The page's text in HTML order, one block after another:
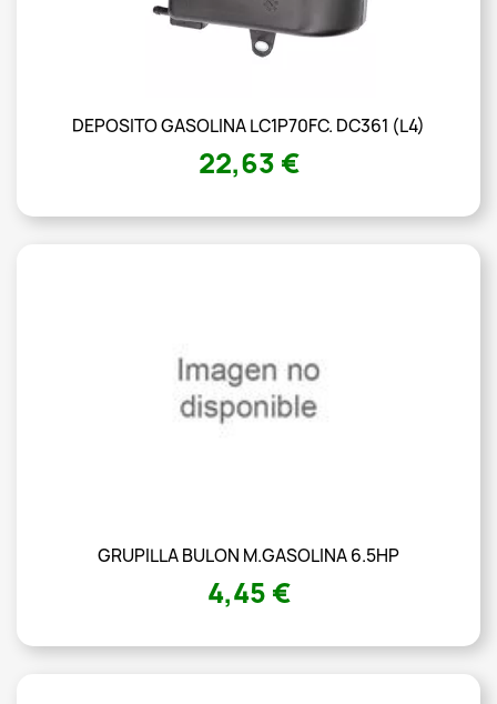
DEPOSITO GASOLINA LC1P70FC. DC361 (L4)
22,63 €
GRUPILLA BULON M.GASOLINA 6.5HP
4,45 €